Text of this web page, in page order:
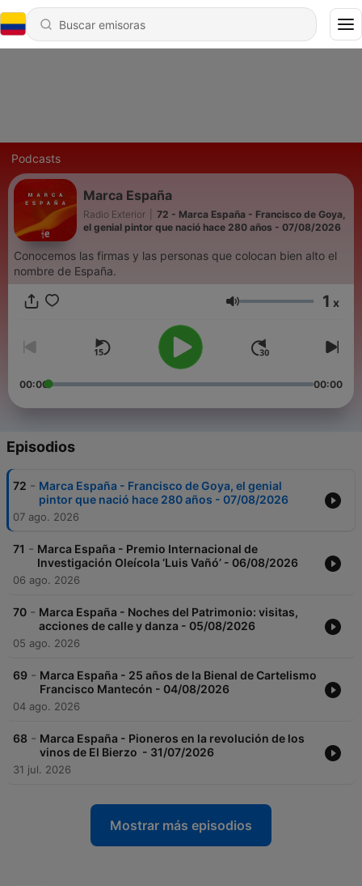
Podcasts
Marca España
Radio Exterior
72 - Marca España - Francisco de Goya,
el genial pintor que nació hace 280 años - 07/08/2026
Conocemos las firmas y las personas que colocan bien alto el
nombre de España.
Volumen 1 x
00:00 00:00
Episodios
72 - Marca España - Francisco de Goya, el genial
pintor que nació hace 280 años - 07/08/2026
07 ago. 2026
71 - Marca España - Premio Internacional de
Investigación Oleícola ‘Luis Vañó’ - 06/08/2026
06 ago. 2026
70 - Marca España - Noches del Patrimonio: visitas,
acciones de calle y danza - 05/08/2026
05 ago. 2026
69 - Marca España - 25 años de la Bienal de Cartelismo
Francisco Mantecón - 04/08/2026
04 ago. 2026
68 - Marca España - Pioneros en la revolución de los
vinos de El Bierzo - 31/07/2026
31 jul. 2026
Mostrar más episodios